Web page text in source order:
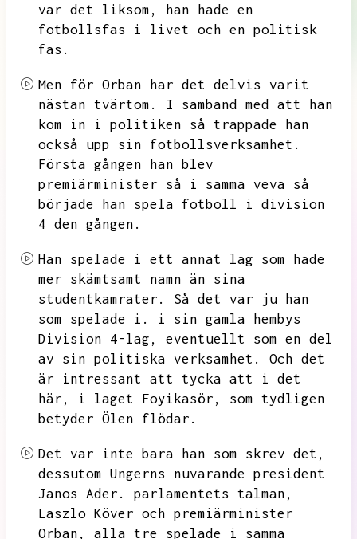
var det liksom,
han hade en
fotbollsfas i livet och en politisk
fas.
Men för Orban har det delvis varit
nästan tvärtom.
I samband med att han
kom in i politiken så trappade han
också upp sin fotbollsverksamhet.
Första gången han blev
premiärminister så i samma veva så
började han spela fotboll i division
4 den gången.
Han spelade i ett annat lag som hade
mer skämtsamt namn än sina
studentkamrater.
Så det var ju han
som spelade i.
i sin gamla hembys
Division 4-lag,
eventuellt som en del
av sin politiska verksamhet.
Och det
är intressant att tycka att i det
här,
i laget Foyikasör,
som tydligen
betyder Ölen flödar.
Det var inte bara han som skrev det,
dessutom Ungerns nuvarande president
Janos Ader.
parlamentets talman,
Laszlo Köver och premiärminister
Orban,
alla tre spelade i samma